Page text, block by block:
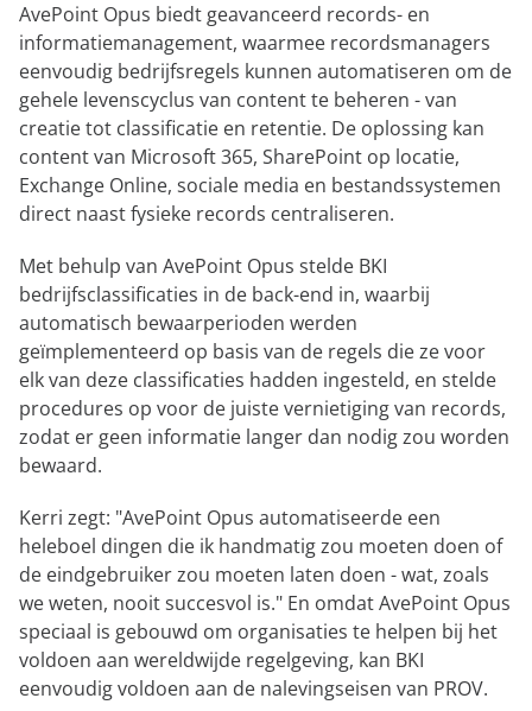
AvePoint Opus biedt geavanceerd records- en
informatiemanagement, waarmee recordsmanagers
eenvoudig bedrijfsregels kunnen automatiseren om de
gehele levenscyclus van content te beheren - van
creatie tot classificatie en retentie. De oplossing kan
content van Microsoft 365, SharePoint op locatie,
Exchange Online, sociale media en bestandssystemen
direct naast fysieke records centraliseren.
Met behulp van AvePoint Opus stelde BKI
bedrijfsclassificaties in de back-end in, waarbij
automatisch bewaarperioden werden
geïmplementeerd op basis van de regels die ze voor
elk van deze classificaties hadden ingesteld, en stelde
procedures op voor de juiste vernietiging van records,
zodat er geen informatie langer dan nodig zou worden
bewaard.
Kerri zegt: "AvePoint Opus automatiseerde een
heleboel dingen die ik handmatig zou moeten doen of
de eindgebruiker zou moeten laten doen - wat, zoals
we weten, nooit succesvol is." En omdat AvePoint Opus
speciaal is gebouwd om organisaties te helpen bij het
voldoen aan wereldwijde regelgeving, kan BKI
eenvoudig voldoen aan de nalevingseisen van PROV.